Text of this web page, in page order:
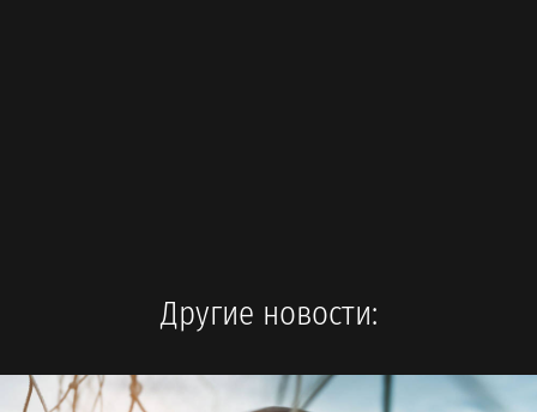
Другие новости: